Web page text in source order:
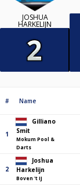
JOSHUA
HARKELIJN
# Name
1
Gilliano
Smit
Mokum Pool &
Darts
2
Joshua
Harkelijn
Boven 't IJ